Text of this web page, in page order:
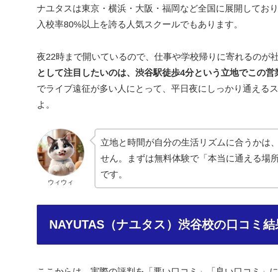
ナユタスは東京・横浜・大阪・福岡など全国に展開してお
入校率80%以上を誇る人気スクールでもあります。
夜22時まで開いているので、仕事や学校帰りに寄れるのが
として注目したいのは、渋谷駅徒歩4分という立地でこの
でライブ遠征が多い人にとって、平日夜にしっかり通える
よ。
ウィウィ
立地と時間が自分の生活リズムに合うかは
せん。まずは無料体験で「本当に通える場
です。
NAYUTAS（ナユタス）渋谷校の口コミ結